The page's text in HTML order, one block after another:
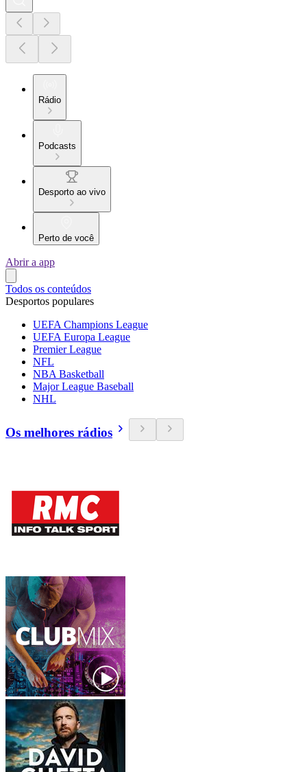
Rádio
Podcasts
Desporto ao vivo
Perto de você
Abrir a app
Todos os conteúdos
Desportos populares
UEFA Champions League
UEFA Europa League
Premier League
NFL
NBA Basketball
Major League Baseball
NHL
Os melhores rádios